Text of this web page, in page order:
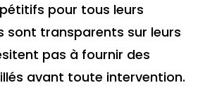
pour tous leurs
sont transparents sur leurs
pas à fournir des
avant toute intervention.